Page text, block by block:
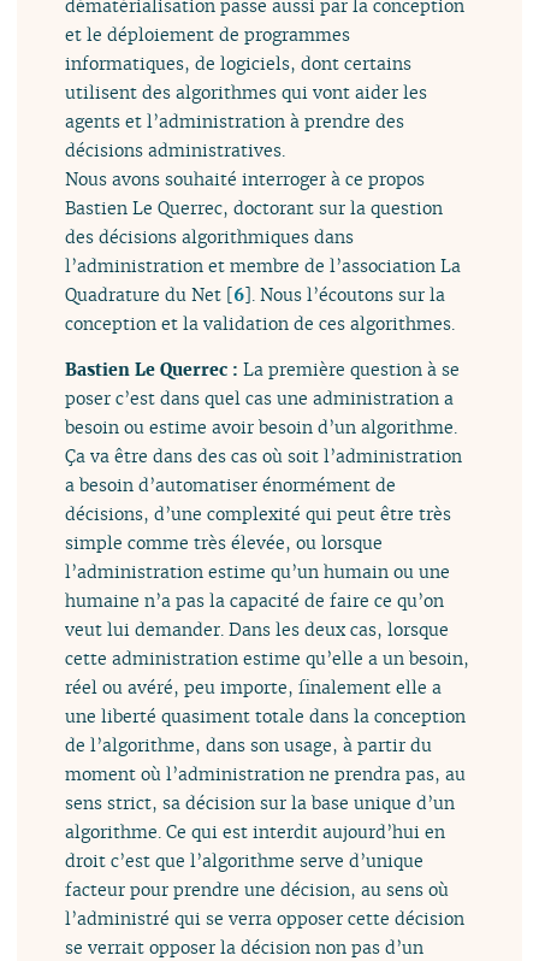
dématérialisation passe aussi par la conception
et le déploiement de programmes
informatiques, de logiciels, dont certains
utilisent des algorithmes qui vont aider les
agents et l’administration à prendre des
décisions administratives.
Nous avons souhaité interroger à ce propos
Bastien Le Querrec, doctorant sur la question
des décisions algorithmiques dans
l’administration et membre de l’association La
Quadrature du Net [6]. Nous l’écoutons sur la
conception et la validation de ces algorithmes.
Bastien Le Querrec :La première question à se
poser c’est dans quel cas une administration a
besoin ou estime avoir besoin d’un algorithme.
Ça va être dans des cas où soit l’administration
a besoin d’automatiser énormément de
décisions, d’une complexité qui peut être très
simple comme très élevée, ou lorsque
l’administration estime qu’un humain ou une
humaine n’a pas la capacité de faire ce qu’on
veut lui demander. Dans les deux cas, lorsque
cette administration estime qu’elle a un besoin,
réel ou avéré, peu importe, finalement elle a
une liberté quasiment totale dans la conception
de l’algorithme, dans son usage, à partir du
moment où l’administration ne prendra pas, au
sens strict, sa décision sur la base unique d’un
algorithme. Ce qui est interdit aujourd’hui en
droit c’est que l’algorithme serve d’unique
facteur pour prendre une décision, au sens où
l’administré qui se verra opposer cette décision
se verrait opposer la décision non pas d’un